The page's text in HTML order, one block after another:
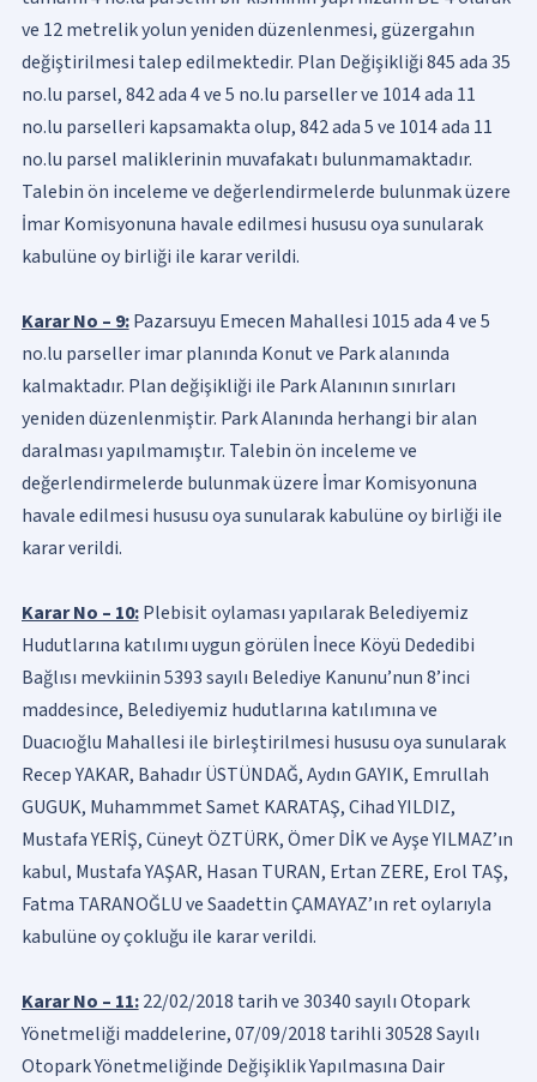
ve 12 metrelik yolun yeniden düzenlenmesi, güzergahın
değiştirilmesi talep edilmektedir. Plan Değişikliği 845 ada 35
no.lu parsel, 842 ada 4 ve 5 no.lu parseller ve 1014 ada 11
no.lu parselleri kapsamakta olup, 842 ada 5 ve 1014 ada 11
no.lu parsel maliklerinin muvafakatı bulunmamaktadır.
Talebin ön inceleme ve değerlendirmelerde bulunmak üzere
İmar Komisyonuna havale edilmesi hususu oya sunularak
kabulüne oy birliği ile karar verildi.
Karar No – 9:Pazarsuyu Emecen Mahallesi 1015 ada 4 ve 5
no.lu parseller imar planında Konut ve Park alanında
kalmaktadır. Plan değişikliği ile Park Alanının sınırları
yeniden düzenlenmiştir. Park Alanında herhangi bir alan
daralması yapılmamıştır. Talebin ön inceleme ve
değerlendirmelerde bulunmak üzere İmar Komisyonuna
havale edilmesi hususu oya sunularak kabulüne oy birliği ile
karar verildi.
Karar No – 10:Plebisit oylaması yapılarak Belediyemiz
Hudutlarına katılımı uygun görülen İnece Köyü Dededibi
Bağlısı mevkiinin 5393 sayılı Belediye Kanunu’nun 8’inci
maddesince, Belediyemiz hudutlarına katılımına ve
Duacıoğlu Mahallesi ile birleştirilmesi hususu oya sunularak
Recep YAKAR, Bahadır ÜSTÜNDAĞ, Aydın GAYIK, Emrullah
GUGUK, Muhammmet Samet KARATAŞ, Cihad YILDIZ,
Mustafa YERİŞ, Cüneyt ÖZTÜRK, Ömer DİK ve Ayşe YILMAZ’ın
kabul, Mustafa YAŞAR, Hasan TURAN, Ertan ZERE, Erol TAŞ,
Fatma TARANOĞLU ve Saadettin ÇAMAYAZ’ın ret oylarıyla
kabulüne oy çokluğu ile karar verildi.
Karar No – 11:22/02/2018 tarih ve 30340 sayılı Otopark
Yönetmeliği maddelerine, 07/09/2018 tarihli 30528 Sayılı
Otopark Yönetmeliğinde Değişiklik Yapılmasına Dair